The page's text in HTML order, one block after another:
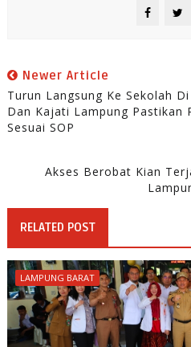
Newer Article
Turun Langsung Ke Sekolah
Dan Kajati Lampung Pastikan
Sesuai SOP
Akses Berobat Kian
RELATED POST
LAMPUNG BARAT